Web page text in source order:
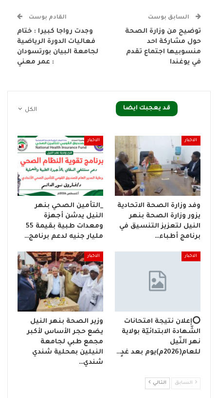
السابق بوست
توضيح من وزارة الصحة
حول مشاركة احد
منسوبيها اجتماع تقدم
في يوغندا
القادم بوست
وجدت رواجا كبيرا : ختام
فعاليات الدورة الرياضية
لجامعة البيان بورتسودان
: عمر معني
الكل قد يعجبك ايضا
الاخبار
وفد وزارة الصحة الاتحادية
يزور وزارة الصحة بنهر
النيل لتعزيز التنسيق في
برنامج أطباء…
الاخبار
_التأمين الصحي بنهر
النيل يدشن أجهزة
ومعدات طبية بقيمة 55
مليار جنيه لدعم برنامج…
الاخبار
⭕إعلان نتيجة امتحانات
الشّهادة الابتدائيّة بولاية
نهر النّيل
للعام(2026م)يوم بعد غدٍ…
الاخبار
وزير الصحة بنهر النيل
يضع حجر الأساس لأكبر
مجمع طبي لجامعة
النيلين بمحلية شندي
شندي…
السابق التالي